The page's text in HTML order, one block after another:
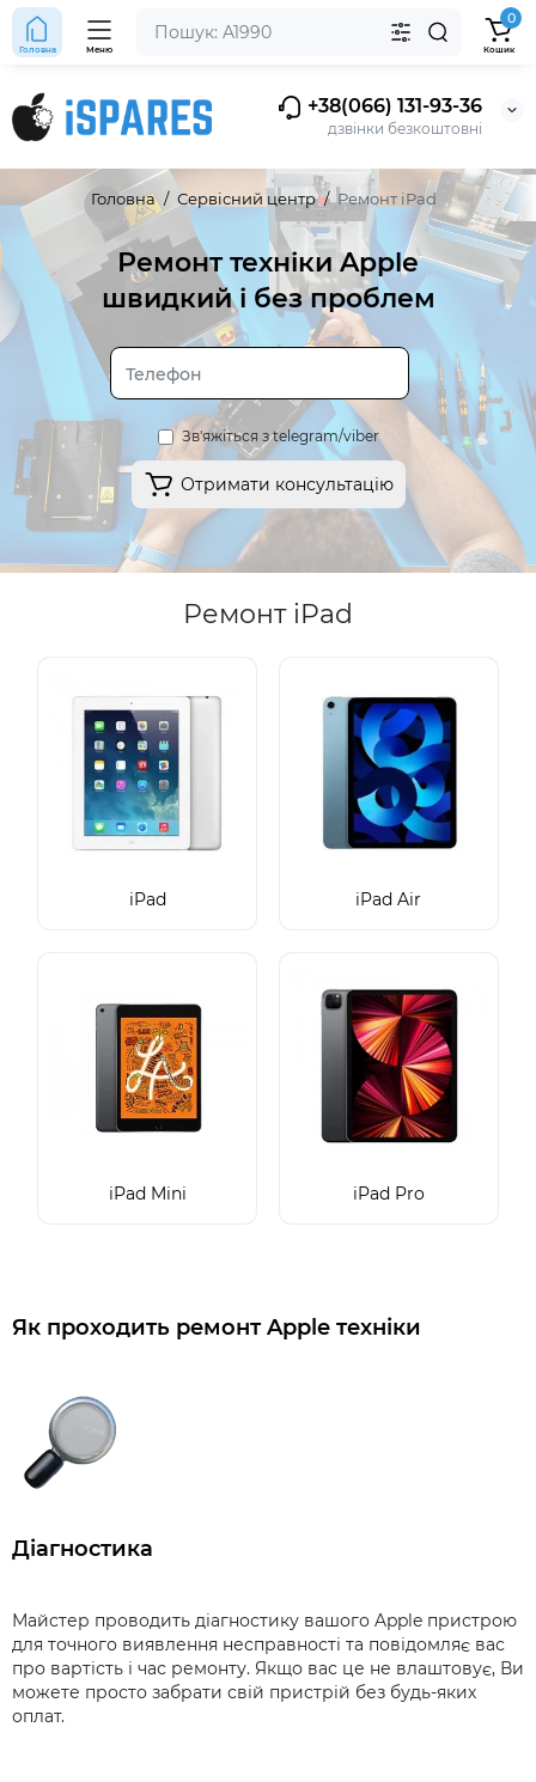
+38(066) 131-93-36
дзвінки безкоштовні
Головна Меню
0
Кошик
Головна Сервісний центр Ремонт iPad
Ремонт техніки Apple
швидкий і без проблем
Зв'яжіться з telegram/viber
Отримати консультацію
Ремонт iPad
iPad iPad Air
iPad Mini iPad Pro
Як проходить ремонт Apple техніки
Діагностика
Майстер проводить діагностику вашого Apple пристрою
для точного виявлення несправності та повідомляє вас
про вартість і час ремонту. Якщо вас це не влаштовує, Ви
можете просто забрати свій пристрій без будь-яких
оплат.